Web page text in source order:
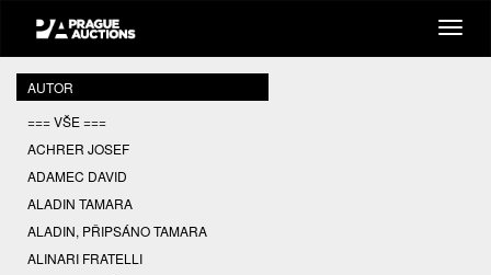
AUTOR
=== VŠE ===
ACHRER JOSEF
ADAMEC DAVID
ALADIN TAMARA
ALADIN, PŘIPSÁNO TAMARA
ALINARI FRATELLI